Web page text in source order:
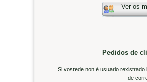
Ver os
Pedidos de
Si vostede non é usuario
de